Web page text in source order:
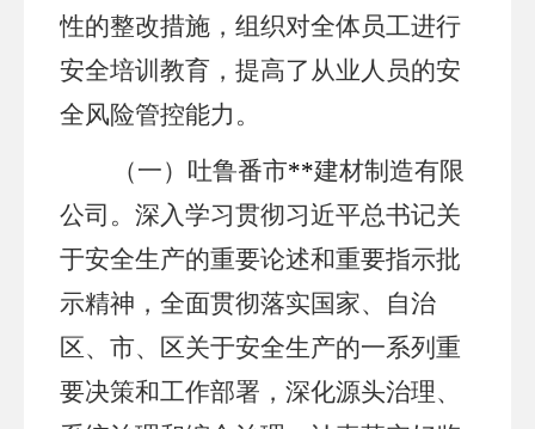
性的整改措施，组织对全体员工进行
安全培训教育，提高了从业人员的安
全风险管控能力。
（一）吐鲁番市**建材制造有限
公司 。 深入学习贯彻习近平总书记关
于安全生产的重要论述和重要指示批
示精神 ，全面贯彻落实国家、自治
区、市、区关于安全生产的一系列重
要决策和工作部署，深化源头治理、